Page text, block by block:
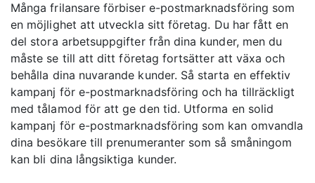
Många frilansare förbiser e-postmarknadsföring som
en möjlighet att utveckla sitt företag. Du har fått en
del stora arbetsuppgifter från dina kunder, men du
måste se till att ditt företag fortsätter att växa och
behålla dina nuvarande kunder. Så starta en effektiv
kampanj för e-postmarknadsföring och ha tillräckligt
med tålamod för att ge den tid. Utforma en solid
kampanj för e-postmarknadsföring som kan omvandla
dina besökare till prenumeranter som så småningom
kan bli dina långsiktiga kunder.